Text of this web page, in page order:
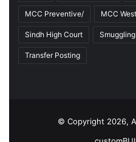
MCC Preventive/ MCC West
Sindh High Court Smuggling
Transfer Posting
© Copyright 2026,